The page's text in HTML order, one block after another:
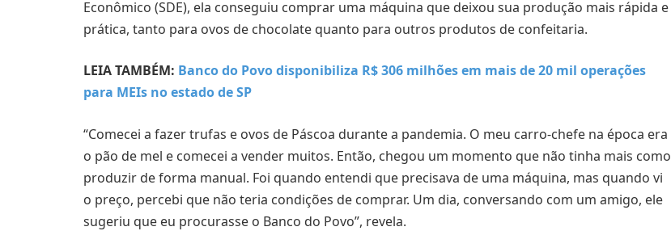
Econômico (SDE), ela conseguiu comprar uma máquina que deixou sua produção mais rápida e
prática, tanto para ovos de chocolate quanto para outros produtos de confeitaria.
LEIA TAMBÉM: Banco do Povo disponibiliza R$ 306 milhões em mais de 20 mil operações
para MEIs no estado de SP
“Comecei a fazer trufas e ovos de Páscoa durante a pandemia. O meu carro-chefe na época era
o pão de mel e comecei a vender muitos. Então, chegou um momento que não tinha mais como
produzir de forma manual. Foi quando entendi que precisava de uma máquina, mas quando vi
o preço, percebi que não teria condições de comprar. Um dia, conversando com um amigo, ele
sugeriu que eu procurasse o Banco do Povo”, revela.